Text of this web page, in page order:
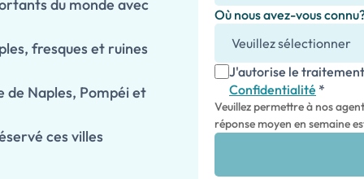
du monde avec
fresques et ruines
Naples, Pompéi et
ces villes
Où nous avez-vous
J'autorise le
Confidentialité *
Veuillez permettre à nos
réponse moyen en semaine